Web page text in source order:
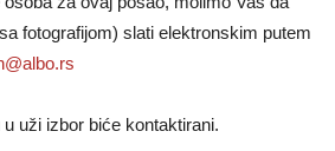
fotografijom) slati elektronskim putem
uži izbor biće kontaktirani.